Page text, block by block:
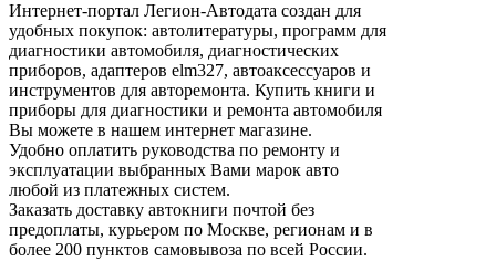
Интернет-портал Легион-Автодата создан для
удобных покупок: автолитературы, программ для
диагностики автомобиля, диагностических
приборов, адаптеров elm327, автоаксессуаров и
инструментов для авторемонта. Купить книги и
приборы для диагностики и ремонта автомобиля
Вы можете в нашем интернет магазине.
Удобно оплатить руководства по ремонту и
эксплуатации выбранных Вами марок авто
любой из платежных систем.
Заказать доставку автокниги почтой без
предоплаты, курьером по Москве, регионам и в
более 200 пунктов самовывоза по всей России.